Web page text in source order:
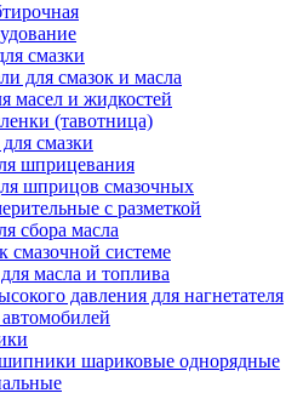
смазки
для смазок и масла
масел и жидкостей
(тавотница)
смазки
шприцевания
шприцов смазочных
с разметкой
сбора масла
смазочной системе
масла и топлива
давления для нагнетателя
шариковые однорядные